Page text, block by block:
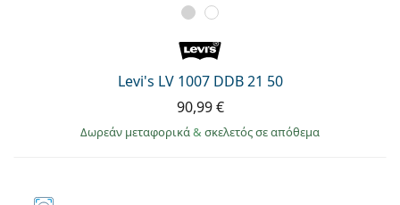
Levi's LV 1007 DDB 21 50
90,99 €
Δωρεάν μεταφορικά& σκελετός σε απόθεμα